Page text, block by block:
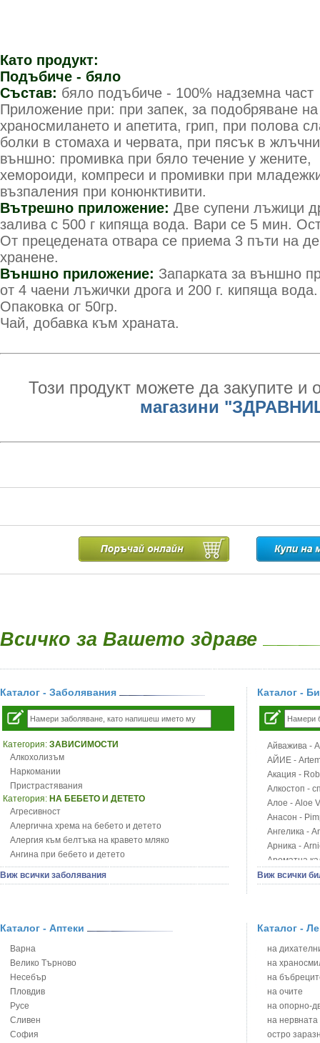
Като продукт:
Подъбиче - бяло
Състав: бяло подъбиче - 100% надземна част
Приложение при: при запек, за подобряване на
храносмилането и апетита, грип, при полова
болки в стомаха и червата, при пясък в
външно: промивка при бяло течение у жените,
хемороиди, компреси и промивки при
възпаления при конюнктивити.
Вътрешно приложение: Две супени лъжици
залива с 500 г кипяща вода. Вари се 5 мин.
От прецедената отвара се приема 3 пъти на
хранене.
Външно приложение: Запарката за външно
от 4 чаени лъжички дрога и 200 г. кипяща вода.
Опаковка ог 50гр.
Чай, добавка към храната.
Този продукт можете да закупите и
магазини
Всичко за Вашето здраве
Каталог - Заболявания
Категория: ЗАВИСИМОСТИ
Алкохолизъм
Наркомании
Пристрастявания
Категория: НА БЕБЕТО И ДЕТЕТО
Агресивност
Алергична хрема на бебето и детето
Алергия към белтъка на кравето мляко
Ангина при бебето и детето
Анемия при бебето и детето
Апетит - пълни деца
Бронхиална астма при бебето и детето
Варицела
Висока температура на бебето и детето
Възпаление на ушите на бебето и детето
Глисти
Грижа за пъпа на новороденото
Грип при бебето и детето
Гърч
Виж всички заболявания
Каталог -
Айважива -
АЙИЕ -
Акация -
Алкостоп -
Алое - Aloe
Анасон -
Ангелика -
Арника -
Ароматна
Арония -
Блатен
Блян
Бобови
Божур -
Борови
Босилек -
Брей -
Брош -
Виж всички
Каталог - Аптеки
Варна
Велико Търново
Несебър
Пловдив
Русе
Сливен
София
Каталог -
на
на
на
на очите
на опорно-
на нервната
остро